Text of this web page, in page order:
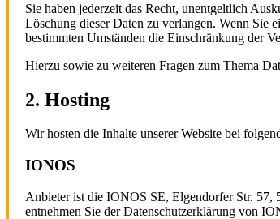
Sie haben jederzeit das Recht, unentgeltlich
Löschung dieser Daten zu verlangen. Wenn
bestimmten Umständen die Einschränkung der
Hierzu sowie zu weiteren Fragen zum Thema
2. Hosting
Wir hosten die Inhalte unserer Website bei
IONOS
Anbieter ist die IONOS SE, Elgendorfer Str. 57,
entnehmen Sie der Datenschutzerklärung von